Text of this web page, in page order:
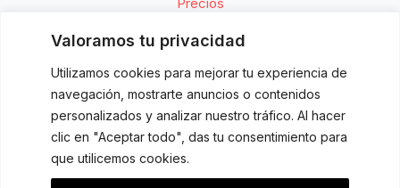
Valoramos tu privacidad
Utilizamos cookies para mejorar tu experiencia de
navegación, mostrarte anuncios o contenidos
personalizados y analizar nuestro tráfico. Al hacer
clic en "Aceptar todo", das tu consentimiento para
que utilicemos cookies.
Precios
Compañía
Sobre nosotros
Contacto